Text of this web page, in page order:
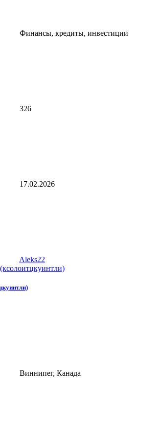
Финансы, кредиты, инвестиции
326
17.02.2026
Aleks22
Виннипег, Канада